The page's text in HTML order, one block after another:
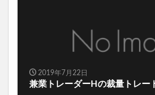
2019年7月22日
兼業トレーダーHの裁量トレ